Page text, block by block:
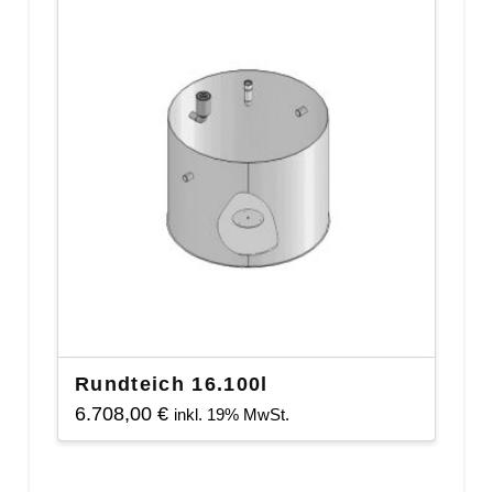
Rundteich 16.100l
6.708,00 € inkl. 19% MwSt.